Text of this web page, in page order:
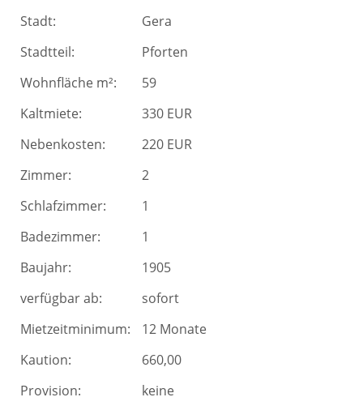
Stadt:
Gera
Stadtteil:
Pforten
Wohnfläche m²:
59
Kaltmiete:
330 EUR
Nebenkosten:
220 EUR
Zimmer:
2
Schlafzimmer:
1
Badezimmer:
1
Baujahr:
1905
verfügbar ab:
sofort
Mietzeitminimum:
12 Monate
Kaution:
660,00
Provision:
keine